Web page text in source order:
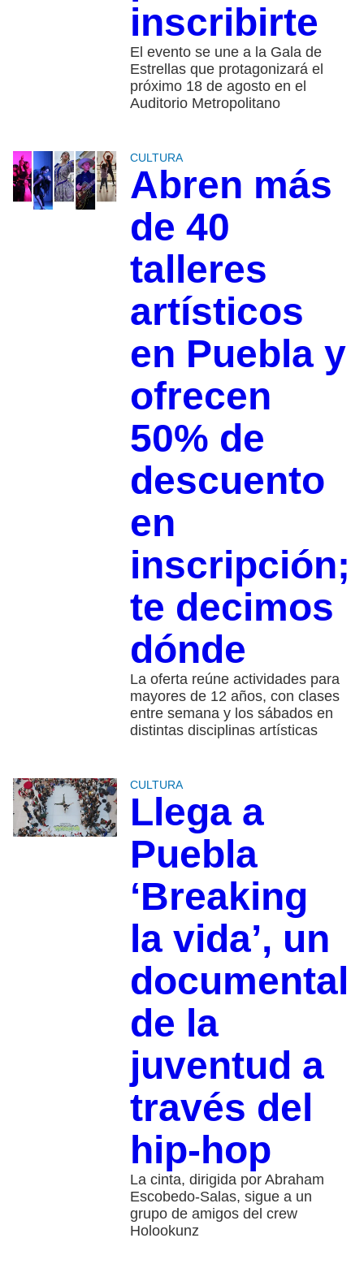
inscribirte
El evento se une a la Gala de
Estrellas que protagonizará el
próximo 18 de agosto en el
Auditorio Metropolitano
CULTURA
Abren más
de 40
talleres
artísticos
en Puebla y
ofrecen
50% de
descuento
en
inscripción;
te decimos
dónde
La oferta reúne actividades para
mayores de 12 años, con clases
entre semana y los sábados en
distintas disciplinas artísticas
CULTURA
Llega a
Puebla
‘Breaking
la vida’, un
documental
de la
juventud a
través del
hip-hop
La cinta, dirigida por Abraham
Escobedo-Salas, sigue a un
grupo de amigos del crew
Holookunz